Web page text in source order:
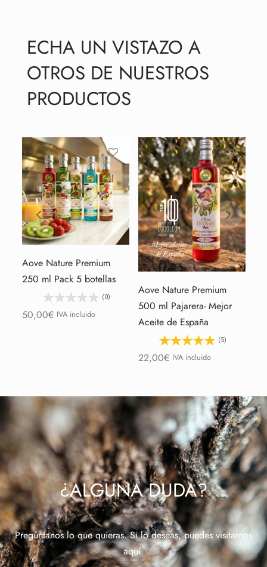
ECHA UN VISTAZO A
OTROS DE NUESTROS
PRODUCTOS
Aove Nature Premium
250 ml Pack 5 botellas
(0)
50,00€ IVA incluido
Aove Nature Premium
500 ml Pajarera- Mejor
Aceite de España
(5)
22,00€ IVA incluido
¿ALGUNA DUDA?
Pregúntanos lo que quieras. Si lo deseas, puedes visitarnos
aquí.